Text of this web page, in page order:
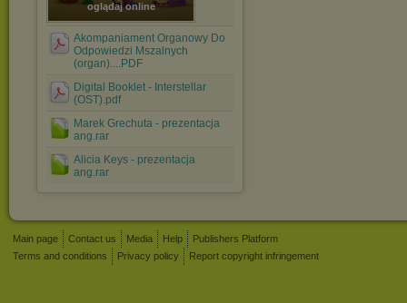
oglądaj online
Akompaniament Organowy Do
Odpowiedzi Mszalnych
(organ)....PDF
Digital Booklet - Interstellar
(OST).pdf
Marek Grechuta - prezentacja
ang.rar
Alicia Keys - prezentacja
ang.rar
Main page Contact us Media Help
Publishers Platform
Terms and conditions
Privacy policy Report copyright infringement